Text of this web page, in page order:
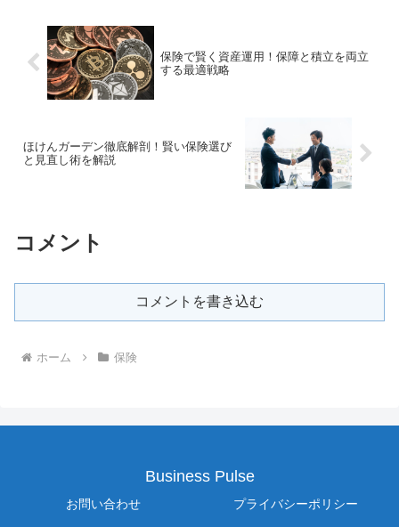
保険で賢く資産運用！保障と積立を両立
する最適戦略
ほけんガーデン徹底解剖！賢い保険選び
と見直し術を解説
コメント
コメントを書き込む
ホーム 保険
Business Pulse
お問い合わせ プライバシーポリシー